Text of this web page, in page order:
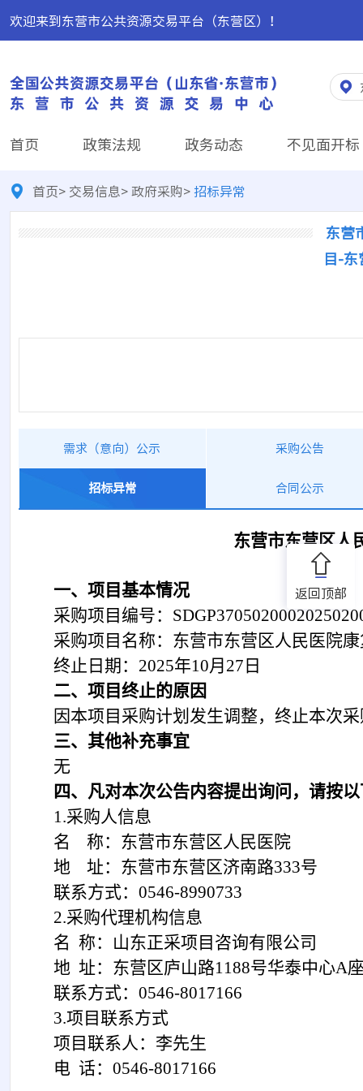
欢迎来到东营市公共资源交易平台（东营区）！
首页 政策法规 政务动态 不见面开标
返回顶部
首页> 交易信息>政府采购>招标异常
东营
目-
需求（意向）公示 采购公告
招标异常 合同公示
东营市东营区人
一、项目基本情况
采购项目编号：
采购项目名称：东营市东营区人民医院
终止日期： 2025年10月27日
二、项目终止的原因
因本项目采购计划发生调整，终止本次
三、其他补充事宜
无
四、凡对本次公告内容提出询问，请按
1.采购人信息
名
称：东营市东营区人民医院
地
址： 东营市东营区济南路333号
联系方式： 0546-8990733
2.采购代理机构信息
名 称：山东正采项目咨询有限公司
地 址：东营区庐山路1188号华泰中心A
联系方式： 0546-8017166
3.项目联系方式
项目联系人： 李先生
电 话： 0546-8017166